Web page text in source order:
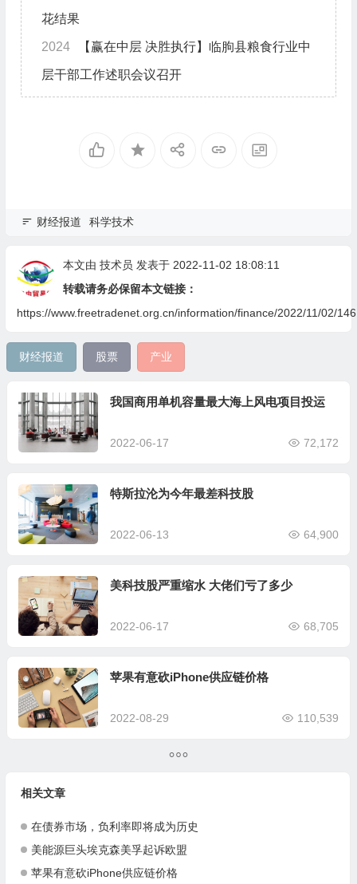
花结果
2024 【赢在中层 决胜执行】临朐县粮食行业中
层干部工作述职会议召开
财经报道 科学技术
本文由 技术员 发表于 2022-11-02 18:08:11
转载请务必保留本文链接：
https://www.freetradenet.org.cn/information/finance/2022/11/02/
财经报道 股票 产业
我国商用单机容量最大海上风电项目投运
2022-06-17 72,172
特斯拉沦为今年最差科技股
2022-06-13 64,900
美科技股严重缩水 大佬们亏了多少
2022-06-17 68,705
苹果有意砍iPhone供应链价格
2022-08-29 110,539
相关文章
在债券市场，负利率即将成为历史
美能源巨头埃克森美孚起诉欧盟
苹果有意砍iPhone供应链价格